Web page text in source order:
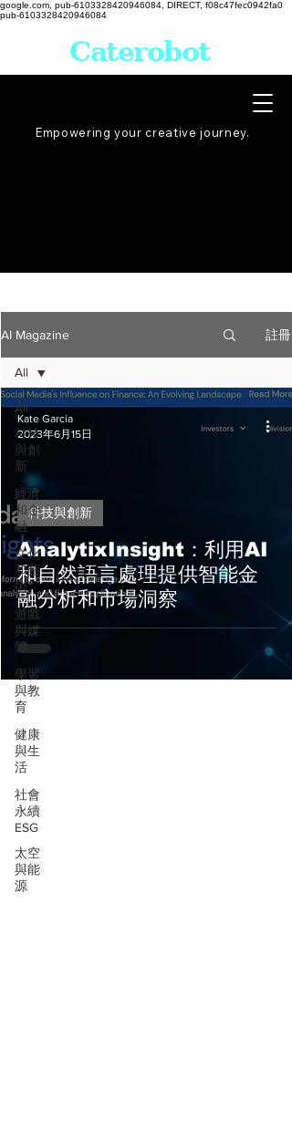
google.com, pub-6103328420946084, DIRECT, f08c47fec0942fa0
pub-6103328420946084
Empowering your creative journey.
Caterobot
AI Magazine 註冊
All
科技
與創
新
經濟
和金
融
文化
和藝
術
遊戲
與媒
體
學習
與教
育
健康
與生
活
社會
永續
ESG
太空
與能
源
All
AnalytixInsight：利用AI
和自然語言處理提供智能金
融分析和市場洞察
科技與創新
Kate Garcia
2023年6月15日